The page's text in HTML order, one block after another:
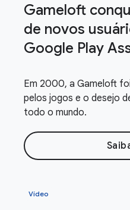
Gameloft
de novos
Google Play
Em 2000, a Gameloft
pelos jogos e o desejo
todo o mundo.
Vídeo